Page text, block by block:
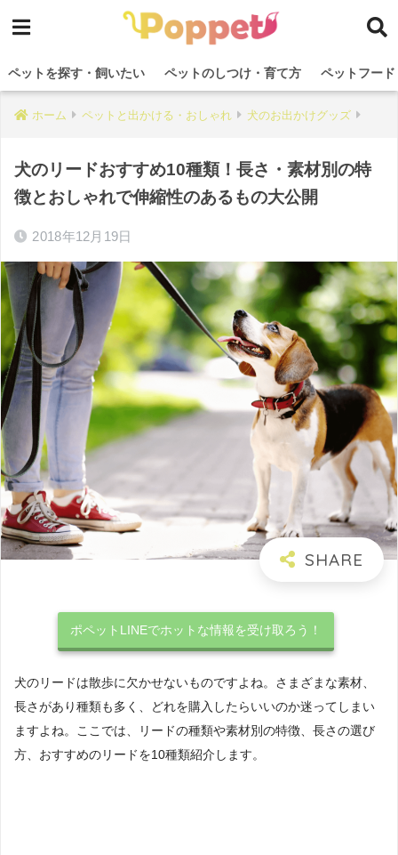
ペットを探す・飼いたい ペットのしつけ・育て方 ペットフー
ホーム ペットと出かける・おしゃれ 犬のお出かけグッズ
犬のリードおすすめ10種類！長さ・素材別の特
徴とおしゃれで伸縮性のあるもの大公開
2018年12月19日
ポペットLINEでホットな情報を受け取ろう！
犬のリードは散歩に欠かせないものですよね。さまざまな素材、
長さがあり種類も多く、どれを購入したらいいのか迷ってしまい
ますよね。ここでは、リードの種類や素材別の特徴、長さの選び
方、おすすめのリードを10種類紹介します。